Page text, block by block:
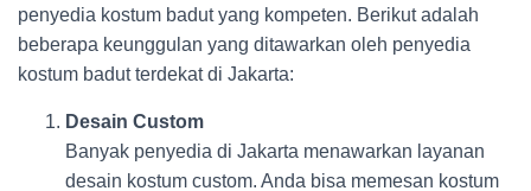
penyedia kostum badut yang kompeten. Berikut adalah
beberapa keunggulan yang ditawarkan oleh penyedia
kostum badut terdekat di Jakarta:
Desain Custom
Banyak penyedia di Jakarta menawarkan layanan
desain kostum custom. Anda bisa memesan kostum